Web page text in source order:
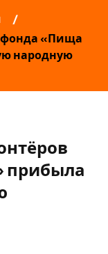
фонда «Пища
народную
прибыла